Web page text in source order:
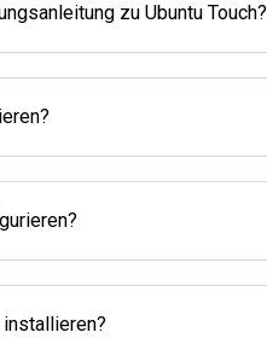
zu Ubuntu Touch?